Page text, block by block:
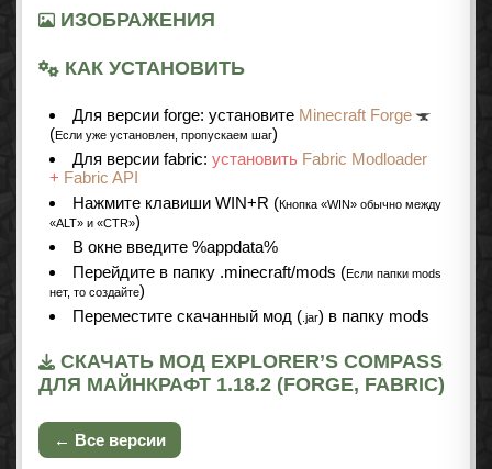
ИЗОБРАЖЕНИЯ
КАК УСТАНОВИТЬ
Для версии forge: установите Minecraft Forge
(Если уже установлен, пропускаем шаг)
Для версии fabric: установить Fabric Modloader
+ Fabric API
Нажмите клавиши WIN+R (Кнопка «WIN» обычно между
«ALT» и «CTR»)
В окне введите %appdata%
Перейдите в папку .minecraft/mods (Если папки mods
нет, то создайте)
Переместите скачанный мод ( .jar) в папку mods
СКАЧАТЬ МОД EXPLORER’S COMPASS
ДЛЯ МАЙНКРАФТ 1.18.2 (FORGE, FABRIC)
← Все версии